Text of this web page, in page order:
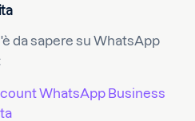
da sapere su WhatsApp
WhatsApp Business